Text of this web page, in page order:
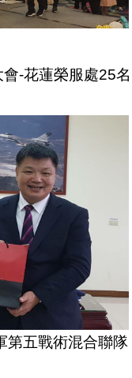
-花蓮榮服處25名
第五戰術混合聯隊